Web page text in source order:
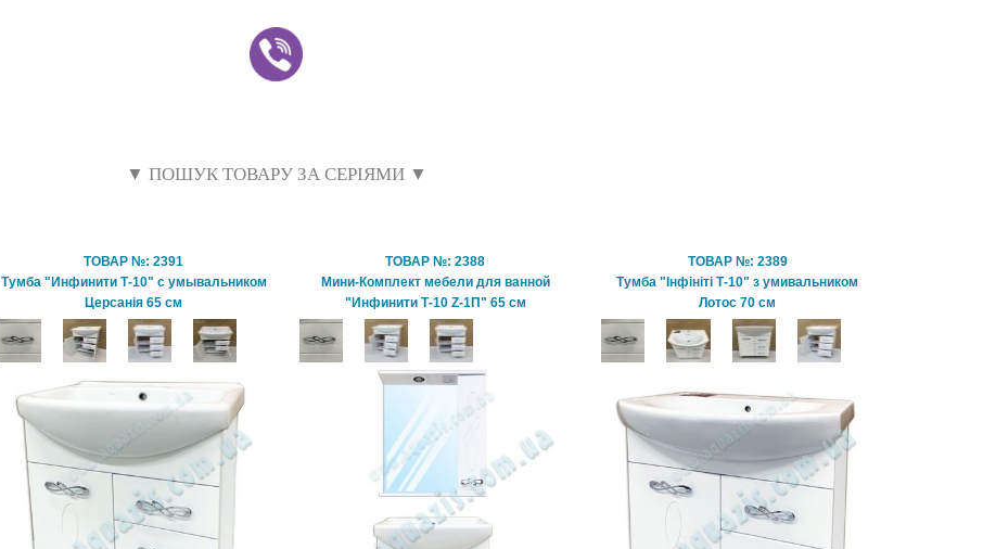
▼ ПОШУК ТОВАРУ ЗА СЕРІЯМИ ▼
ТОВАР №: 2391
Тумба "Инфинити Т-10" с умывальником
Церсанія 65 см
ТОВАР №: 2388
Мини-Комплект мебели для ванной
"Инфинити Т-10 Z-1П" 65 см
ТОВАР №: 2389
Тумба "Інфініті Т-10" з умивальником
Лотос 70 см